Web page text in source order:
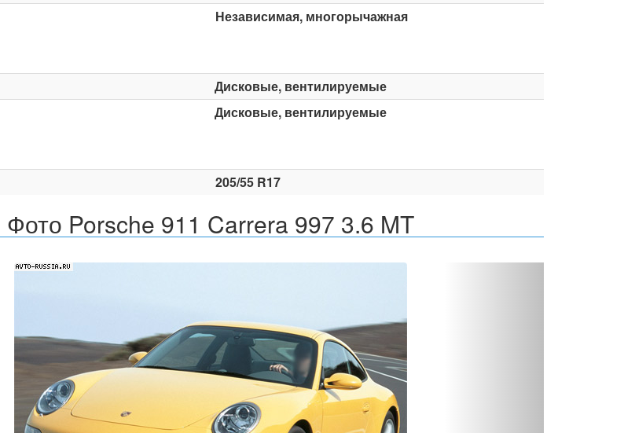
Независимая, многорычажная
Дисковые, вентилируемые
Дисковые, вентилируемые
205/55 R17
Фото Porsche 911 Carrera 997 3.6 MT